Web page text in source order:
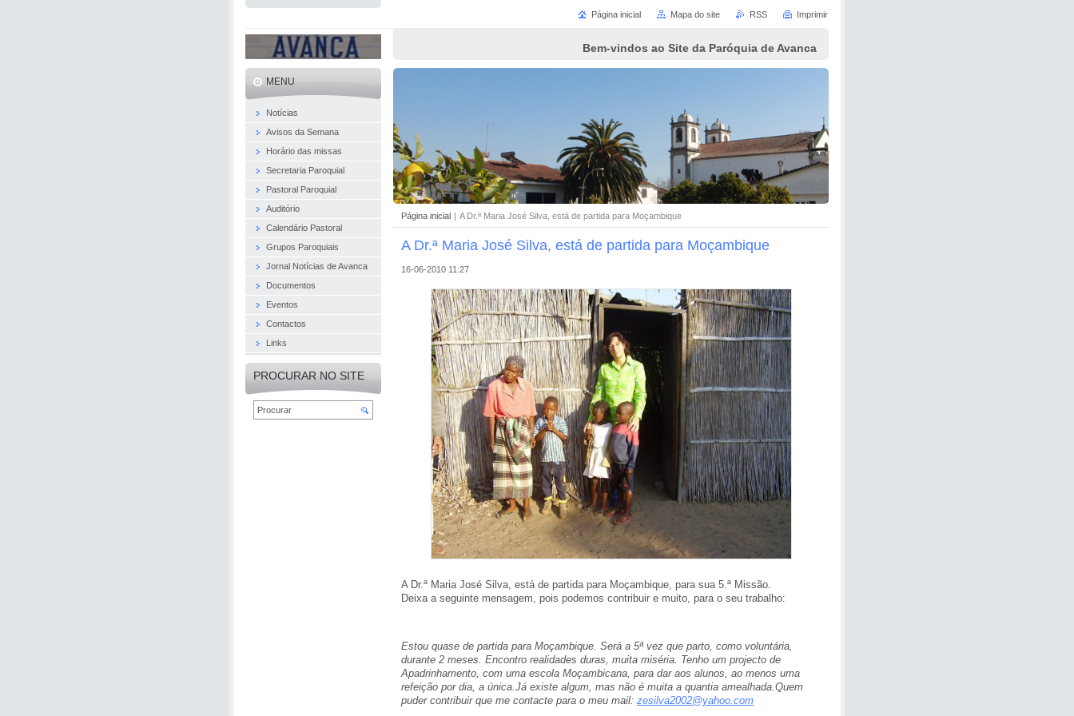
Bem-vindos ao Site da Paróquia de Avanca
Página inicial | A Dr.ª Maria José Silva, está de partida para Moçambique
A Dr.ª Maria José Silva, está de partida para Moçambique
16-06-2010 11:27
A Dr.ª Maria José Silva, está de partida para Moçambique, para sua 5.ª Missão.
Deixa a seguinte mensagem, pois podemos contribuir e muito, para o seu trabalho:
Estou quase de partida para Moçambique. Será a 5ª vez que parto, como voluntária,
durante 2 meses. Encontro realidades duras, muita miséria. Tenho um projecto de
Apadrinhamento, com uma escola Moçambicana, para dar aos alunos, ao menos uma
refeição por dia, a única.Já existe algum, mas não é muita a quantia amealhada.Quem
puder contribuir que me contacte para o meu mail: zesilva2002@yahoo.com
MENU
Notícias
Avisos da Semana
Horário das missas
Secretaria Paroquial
Pastoral Paroquial
Auditório
Calendário Pastoral
Grupos Paroquiais
Jornal Notícias de Avanca
Documentos
Eventos
Contactos
Links
PROCURAR NO SITE
Página inicial Mapa do site RSS Imprimir